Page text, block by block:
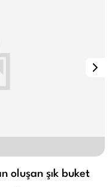
oluşan şık buket